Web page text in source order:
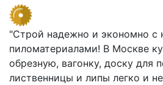
"Строй надежно и экономно с
пиломатериалами! В Москве
обрезную, вагонку, доску для
лиственницы и липы легко и